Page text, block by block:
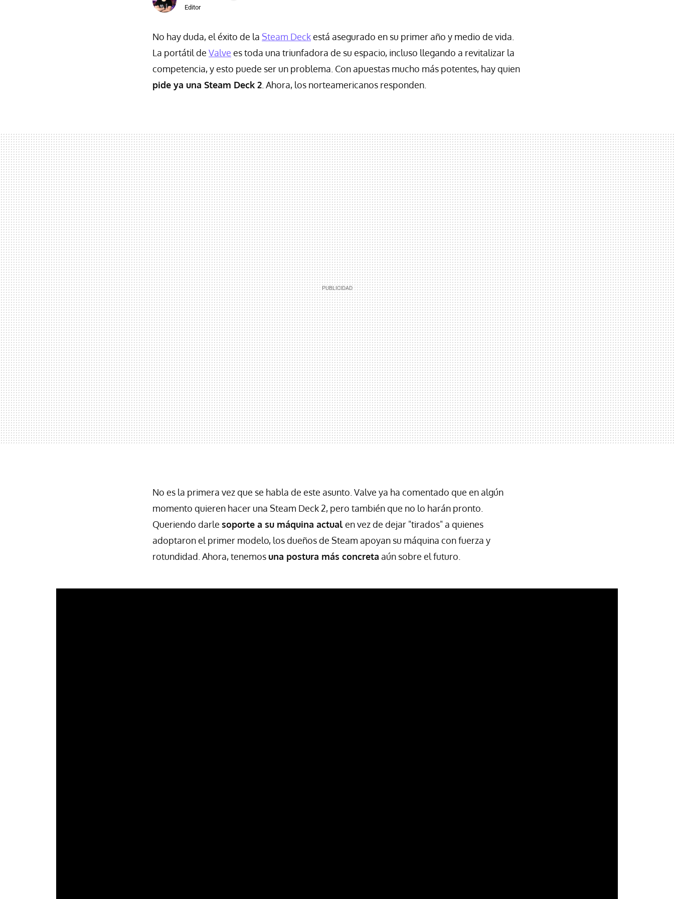
Editor
No hay duda, el éxito de la Steam Deckestá asegurado en su primer año y medio de vida.
La portátil de Valve es toda una triunfadora de su espacio, incluso llegando a revitalizar la
competencia, y esto puede ser un problema. Con apuestas mucho más potentes, hay quien
pide ya una Steam Deck 2 . Ahora, los norteamericanos responden.
No es la primera vez que se habla de este asunto. Valve ya ha comentado que en algún
momento quieren hacer una Steam Deck 2, pero también que no lo harán pronto.
Queriendo darle soporte a su máquina actualen vez de dejar "tirados" a quienes
adoptaron el primer modelo, los dueños de Steam apoyan su máquina con fuerza y
rotundidad. Ahora, tenemos una postura más concreta aún sobre el futuro.